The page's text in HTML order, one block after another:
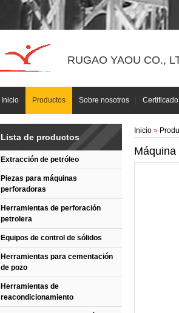
RUGAO YAOU CO.,
Inicio Productos Sobre nosotros Certificado
Lista de productos
Extracción de petróleo
Piezas para máquinas
perforadoras
Herramientas de perforación
petrolera
Equipos de control de sólidos
Herramientas para cementación
de pozo
Herramientas de
reacondicionamiento
Inicio »